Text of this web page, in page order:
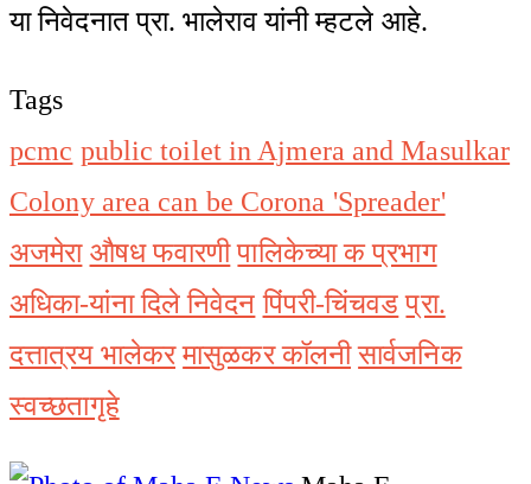
या निवेदनात प्रा. भालेराव यांनी म्हटले आहे.
Tags
pcmc public toilet in Ajmera and Masulkar
Colony area can be Corona 'Spreader'
अजमेरा औषध फवारणी पालिकेच्या क प्रभाग
अधिका-यांना दिले निवेदन पिंपरी-चिंचवड प्रा.
दत्तात्रय भालेकर मासुळकर कॉलनी सार्वजनिक
स्वच्छतागृहे